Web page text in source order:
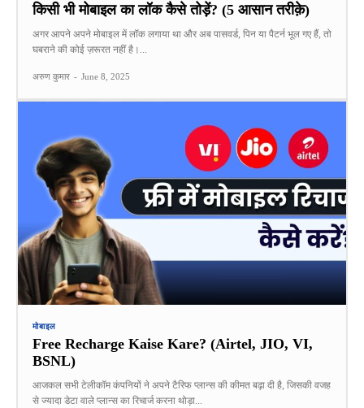
किसी भी मोबाइल का लॉक कैसे तोड़ें? (5 आसान तरीक़े)
अगर आपने अपने मोबाइल में लॉक लगाया था और अब पासवर्ड, पिन या पैटर्न भूल गए हैं, तो
घबराने की कोई ज़रूरत नहीं है।...
अरुण कुमार - June 8, 2025
मोबाइल
Free Recharge Kaise Kare? (Airtel, JIO, VI,
BSNL)
आजकल सभी टेलीकॉम कंपनियों ने अपने टैरिफ प्लान्स की कीमत बढ़ा दी है, जिसकी वजह
से ज्यादा डेटा वाले प्लान्स का रिचार्ज करना थोड़ा...